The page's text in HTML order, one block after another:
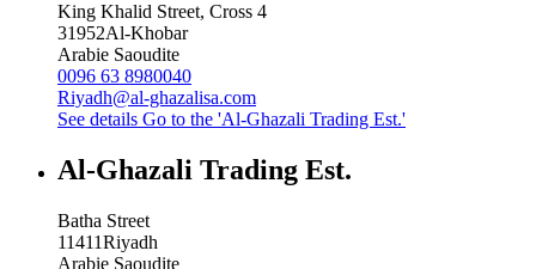
King Khalid Street, Cross 4
31952Al-Khobar
Arabie Saoudite
0096 63 8980040
Riyadh@al-ghazalisa.com
See details Go to the 'Al-Ghazali Trading Est.'
Al-Ghazali Trading Est.
Batha Street
11411Riyadh
Arabie Saoudite